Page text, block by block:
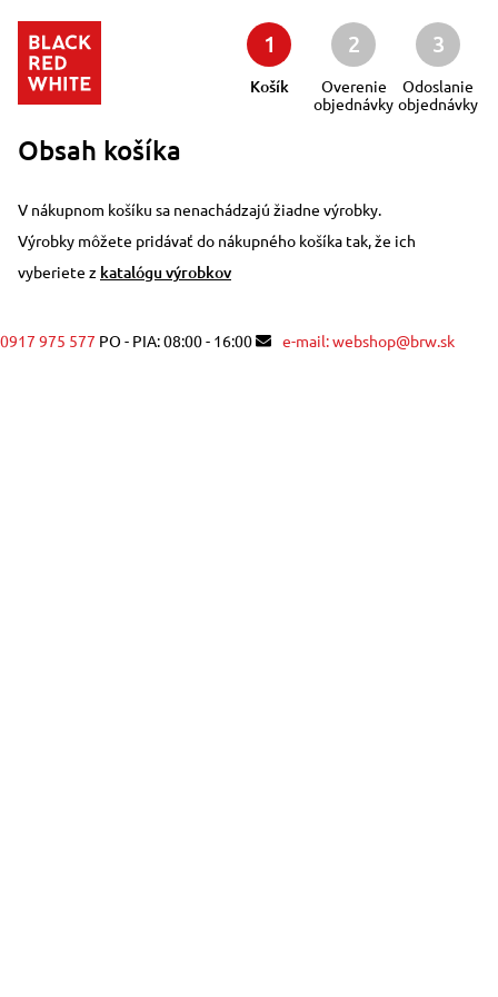
1
Košík
2
Overenie
objednávky
3
Odoslanie
objednávky
Obsah košíka
V nákupnom košíku sa nenachádzajú žiadne výrobky.
Výrobky môžete pridávať do nákupného košíka tak, že ich
vyberiete z katalógu výrobkov
0917 975 577 PO - PIA: 08:00 - 16:00 e-mail: webshop@brw.sk